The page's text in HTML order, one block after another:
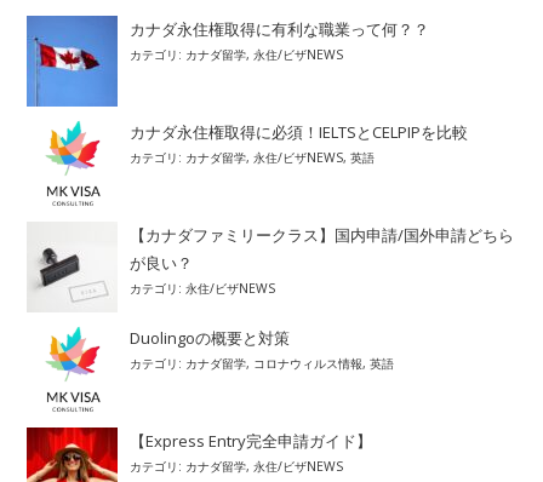
カナダ永住権取得に有利な職業って何？？
カテゴリ: カナダ留学,永住/ビザNEWS
カナダ永住権取得に必須！IELTSとCELPIPを比較
カテゴリ: カナダ留学,永住/ビザNEWS,英語
【カナダファミリークラス】国内申請/国外申請どちら
が良い？
カテゴリ:永住/ビザNEWS
Duolingoの概要と対策
カテゴリ: カナダ留学, コロナウィルス情報,英語
【Express Entry完全申請ガイド】
カテゴリ: カナダ留学,永住/ビザNEWS